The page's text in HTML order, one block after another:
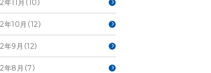
11月（10）
10月（12）
9月（12）
8月（7）